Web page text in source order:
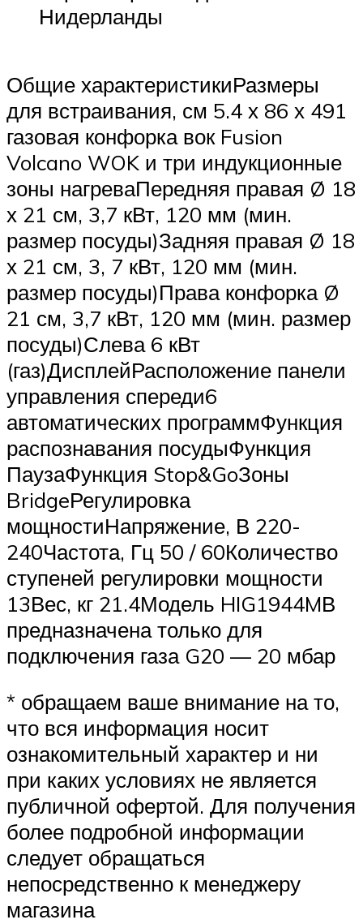
Нидерланды
Общие характеристикиРазмеры
для встраивания, см 5.4 х 86 х 491
газовая конфорка вок Fusion
Volcano WOK и три индукционные
зоны нагреваПередняя правая Ø 18
х 21 см, 3,7 кВт, 120 мм (мин.
размер посуды)Задняя правая Ø 18
х 21 см, 3, 7 кВт, 120 мм (мин.
размер посуды)Права конфорка Ø
21 см, 3,7 кВт, 120 мм (мин. размер
посуды)Слева 6 кВт
(газ)ДисплейРасположение панели
управления спереди6
автоматических программФункция
распознавания посудыФункция
ПаузаФункция Stop&GoЗоны
BridgeРегулировка
мощностиНапряжение, В 220-
240Частота, Гц 50 / 60Количество
ступеней регулировки мощности
13Вес, кг 21.4Модель HIG1944MВ
предназначена только для
подключения газа G20 — 20 мбар
* обращаем ваше внимание на то,
что вся информация носит
ознакомительный характер и ни
при каких условиях не является
публичной офертой. Для получения
более подробной информации
следует обращаться
непосредственно к менеджеру
магазина